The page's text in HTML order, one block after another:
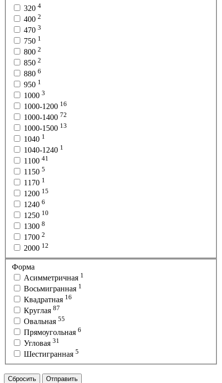
320 4
400 2
470 3
750 1
800 2
850 2
880 6
950 1
1000 3
1000-1200 16
1000-1400 72
1000-1500 13
1040 1
1040-1240 1
1100 41
1150 5
1170 1
1200 15
1240 6
1250 10
1300 8
1700 2
2000 12
Форма
Асимметричная 1
Восьмигранная 1
Квадратная 16
Круглая 87
Овальная 55
Прямоугольная 6
Угловая 31
Шестигранная 5
Сбросить Отправить